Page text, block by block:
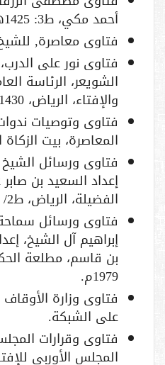
أحمد مكي، ط3: 1425هـ/ 2004م.
فتاوى معاصرة,
فتاوى نور على
الشويعر، الرئاسة
والإفتاء، الرياض، 1430هـ/ 2009م.
فتاوى وتوصيات
المعاصرة، بيت
فتاوى ورسائل
إعداد السعيد بن صابر
الفضيلة، الرياض، ط2/ 1420هـ/ 1999م.
فتاوى ورسائل
إبراهيم آل الشيخ،
1979م.
فتاوى وزارة الأوقاف
على الشبكة.
فتاوى وقرارات
المجلس الأوربي